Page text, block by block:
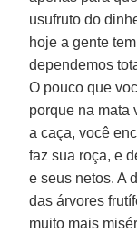
usufruto do
hoje a gente
dependemos
O pouco que
porque na mata
a caça, você
faz sua roça, e
e seus netos. A
das árvores
muito mais